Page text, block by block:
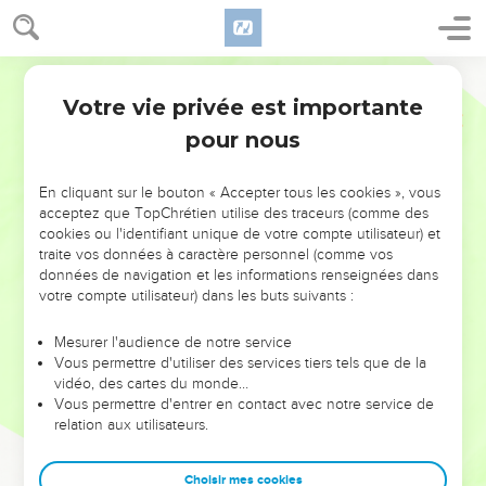
NE MANQUEZ PAS L’ÉVÉNEMENT
DE L’ANNÉE !
ET SI LEURS ERREURS POUVAIENT VOUS ÉVITER LES
VOTRES ?
leur foi ou leur vision. Mais on voit moins les doutes, les erreurs
et les saisons difficiles qu'ils ont traversés, alors même que ce
sont elles qui les ont façonnés.
Dans cette conférence, leaders, entrepreneurs, et responsables
clés pour avancer avec plus de sagesse afin que leurs erreurs
Votre vie privée est importante
pour nous
En cliquant sur le bouton « Accepter tous les cookies », vous
acceptez que TopChrétien utilise des traceurs (comme des
cookies ou l'identifiant unique de votre compte utilisateur) et
traite vos données à caractère personnel (comme vos
données de navigation et les informations renseignées dans
votre compte utilisateur) dans les buts suivants :
Mesurer l'audience de notre service
Vous permettre d'utiliser des services tiers tels que de la
vidéo, des cartes du monde…
Vous permettre d'entrer en contact avec notre service de
relation aux utilisateurs.
Choisir mes cookies